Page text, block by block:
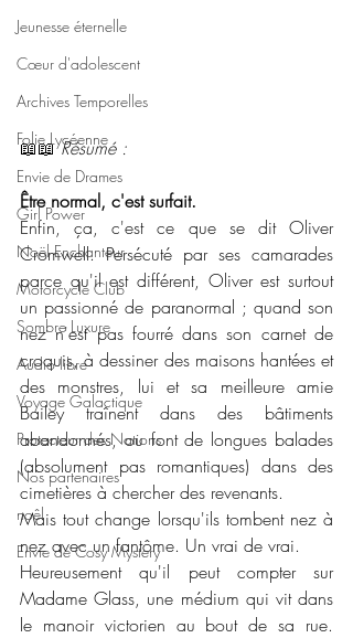
Jeunesse éternelle
Cœur d'adolescent
Archives Temporelles
Folie Lycéenne
Envie de Drames
Girl Power
Noël Enchanteur
Motorcycle Club
Sombre Luxure
Audio libre
Voyage Galactique
Protecteur des Nations
Nos partenaires
noêl
Envie de Cosy Mystery
📖📖 Résumé :
Être normal, c'est surfait.
Enfin, ça, c'est ce que se dit Oliver
Cromwell. Persécuté par ses camarades
parce qu'il est différent, Oliver est surtout
un passionné de paranormal ; quand son
nez n'est pas fourré dans son carnet de
croquis, à dessiner des maisons hantées et
des monstres, lui et sa meilleure amie
Bailey traînent dans des bâtiments
abandonnés, ou font de longues balades
(absolument pas romantiques) dans des
cimetières à chercher des revenants.
Mais tout change lorsqu'ils tombent nez à
nez avec un fantôme. Un vrai de vrai.
Heureusement qu'il peut compter sur
Madame Glass, une médium qui vit dans
le manoir victorien au bout de sa rue.